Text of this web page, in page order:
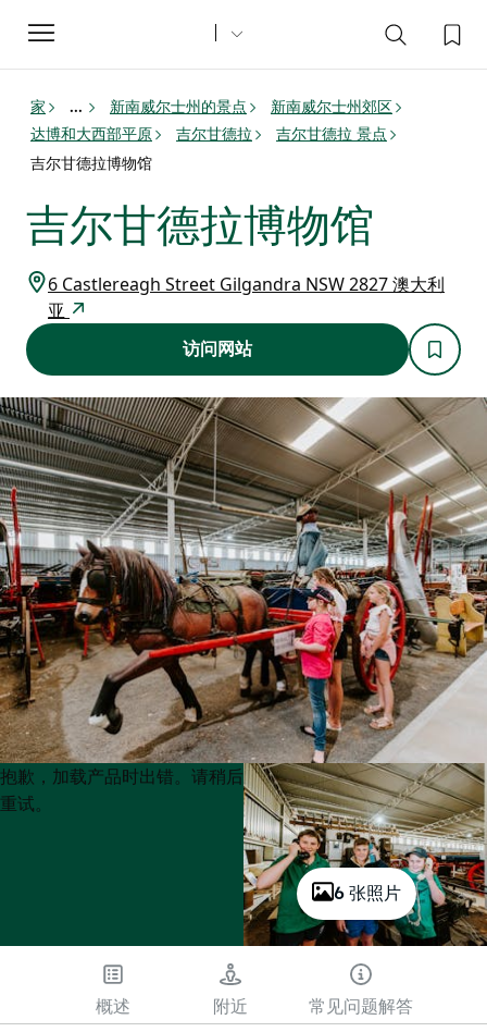
Toggle
navigation
家 ... 新南威尔士州的景点
新南威尔士州郊区
达博和大西部平原
吉尔甘德拉
吉尔甘德拉 景点
吉尔甘德拉博物馆
吉尔甘德拉博物馆
6 Castlereagh Street Gilgandra NSW 2827 澳大利
亚
访问网站
6 张照片
Product
List
Product
List
抱歉，加载产品时出错。请稍后
重试。
概述 附近 常见问题解答